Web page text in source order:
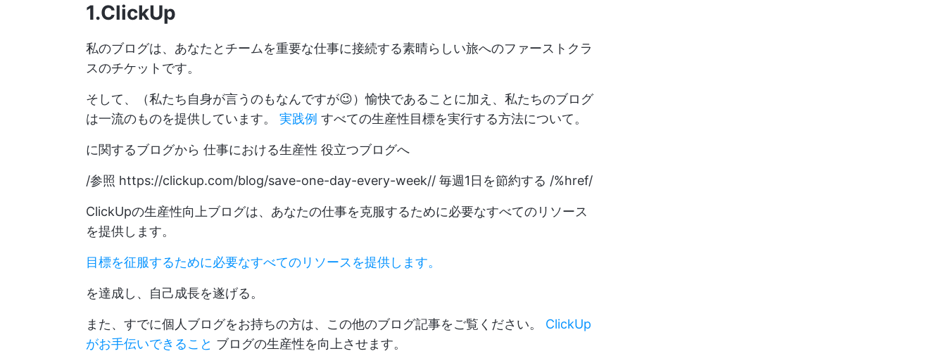
1.ClickUp
私のブログは、あなたとチームを重要な仕事に接続する素晴らしい旅へのファーストクラ
スのチケットです。
そして、（私たち自身が言うのもなんですが😉）愉快であることに加え、私たちのブログ
は一流のものを提供しています。 実践例 すべての生産性目標を実行する方法について。
に関するブログから 仕事における生産性 役立つブログへ
/参照 https://clickup.com/blog/save-one-day-every-week// 毎週1日を節約する /%href/
ClickUpの生産性向上ブログは、あなたの仕事を克服するために必要なすべてのリソース
を提供します。
目標を征服するために必要なすべてのリソースを提供します。
を達成し、自己成長を遂げる。
また、すでに個人ブログをお持ちの方は、この他のブログ記事をご覧ください。 ClickUp
がお手伝いできること ブログの生産性を向上させます。